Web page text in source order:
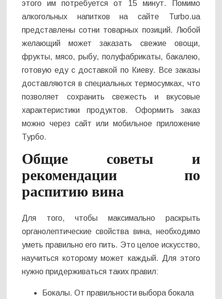
этого им потребуется от 15 минут. Помимо
алкогольных напитков на сайте Turbo.ua
представлены сотни товарных позиций. Любой
желающий может заказать свежие овощи,
фрукты, мясо, рыбу, полуфабрикаты, бакалею,
готовую еду с доставкой по Киеву. Все заказы
доставляются в специальных термосумках, что
позволяет сохранить свежесть и вкусовые
характеристики продуктов. Оформить заказ
можно через сайт или мобильное приложение
Турбо.
Общие советы и
рекомендации по
распитию вина
Для того, чтобы максимально раскрыть
органолептические свойства вина, необходимо
уметь правильно его пить. Это целое искусство,
научиться которому может каждый. Для этого
нужно придерживаться таких правил:
Бокалы. От правильности выбора бокала